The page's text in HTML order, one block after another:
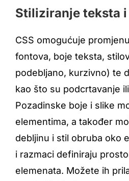
Stiliziranje teksta
CSS omogućuje
fontova, boje teksta,
podebljano, kurzivno) te
kao što su podcrtavanje
Pozadinske boje i slike
elementima, a također
debljinu i stil obruba oko
i razmaci definiraju
elemenata. Možete ih